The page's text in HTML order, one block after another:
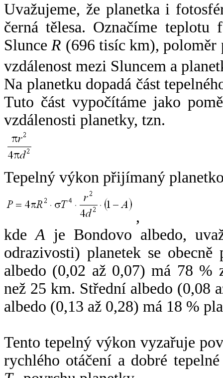
Uvažujeme, že planetka i
černá tělesa. Označíme
SlunceR (696 tisíc km),
vzdálenost mezi Sluncem a
Na planetku dopadá část
Tuto část vypočítáme jako
vzdálenosti planetky, tzn.
Tepelný výkon přijímaný
,
kdeA je Bondovo albedo,
odrazivosti) planetek se
albedo (0,02 až 0,07) má 78 %
než 25 km. Střední albedo (0,08
albedo (0,13 až 0,28) má 18 %
Tento tepelný výkon vyzařuje
rychlého otáčení a dobré